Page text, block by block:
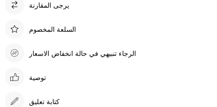
يرجى المقارنة
السلعة المخصوم
الرجاء تنبيهي في حالة انخفاض الاسعار
توصية
كتابة تعليق